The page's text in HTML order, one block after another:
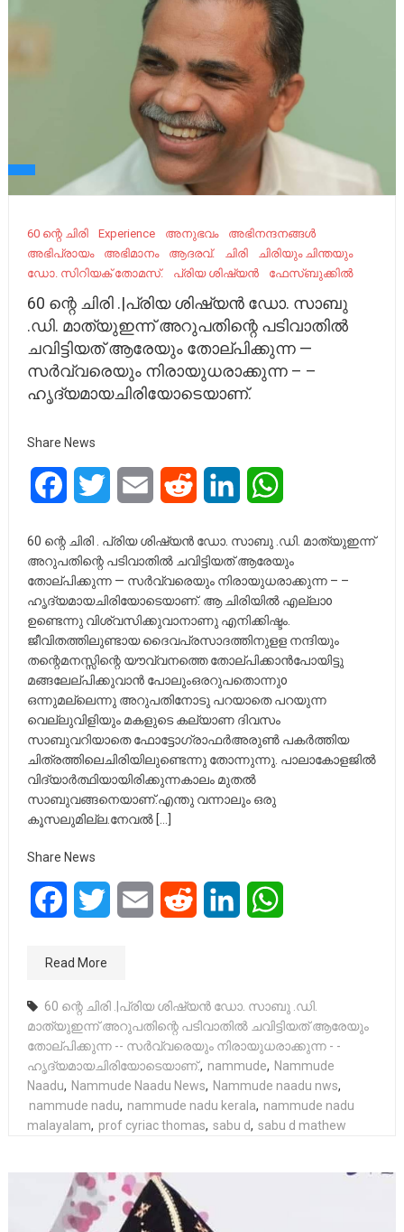
60 ന്റെ ചിരി Experience അനുഭവം
അഭിനന്ദനങ്ങൾ
അഭിപ്രായം
അഭിമാനം ആദരവ്. ചിരി
ചിരിയും ചിന്തയും
ഡോ. സിറിയക് തോമസ്.
പ്രിയ ശിഷ്യൻ ഫേസ്ബുക്കിൽ
60 ന്റെ ചിരി .|പ്രിയ ശിഷ്യൻ ഡോ. സാബു
.ഡി. മാത്യുഇന്ന് അറുപതിന്റെ പടിവാതിൽ
ചവിട്ടിയത് ആരേയും തോല്പിക്കുന്ന —
സർവ്വരെയും നിരായുധരാക്കുന്ന – –
ഹൃദ്യമായചിരിയോടെയാണ്.
Share News
FacebookTwitter Email Reddit LinkedIn
60 ന്റെ ചിരി . പ്രിയ ശിഷ്യൻ ഡോ. സാബു .ഡി. മാത്യുഇന്ന്
അറുപതിന്റെ പടിവാതിൽ ചവിട്ടിയത് ആരേയും
തോല്പിക്കുന്ന — സർവ്വരെയും നിരായുധരാക്കുന്ന – –
ഹൃദ്യമായചിരിയോടെയാണ്. ആ ചിരിയിൽ എല്ലാo
ഉണ്ടെന്നു വിശ്വസിക്കുവാനാണു എനിക്കിഷ്ടം.
ജീവിതത്തിലുണ്ടായ ദൈവപ്രസാദത്തിനുളള നന്ദിയും
തന്റെമനസ്സിന്റെ യൗവ്വനത്തെ തോല്പിക്കാൻപോയിട്ടു
മങ്ങലേല്പിക്കുവാൻ പോലുംഒരറുപതൊന്നുo
ഒന്നുമല്ലെന്നു അറുപതിനോടു പറയാതെ പറയുന്ന
വെല്ലുവിളിയും മകളുടെ കല്യാണ ദിവസം
സാബുവറിയാതെ ഫോട്ടോഗ്രാഫർഅരുൺ പകർത്തിയ
ചിത്രത്തിലെചിരിയിലുണ്ടെന്നു തോന്നുന്നു. പാലാകോളജിൽ
വിദ്യാർത്ഥിയായിരിക്കുന്നകാലം മുതൽ
സാബുവങ്ങനെയാണ്.എന്തു വന്നാലും ഒരു
കൂസലുമില്ല.നേവൽ […]
Share News
FacebookTwitter Email Reddit LinkedIn
Read More
60 ന്റെ ചിരി .|പ്രിയ ശിഷ്യൻ ഡോ. സാബു .ഡി.
മാത്യുഇന്ന് അറുപതിന്റെ പടിവാതിൽ ചവിട്ടിയത് ആരേയും
തോല്പിക്കുന്ന -- സർവ്വരെയും നിരായുധരാക്കുന്ന - -
ഹൃദ്യമായചിരിയോടെയാണ്., nammude, Nammude
Naadu, Nammude Naadu News, Nammude naadu nws,
nammude nadu, nammude nadu kerala, nammude nadu
malayalam, prof cyriac thomas, sabu d, sabu d mathew